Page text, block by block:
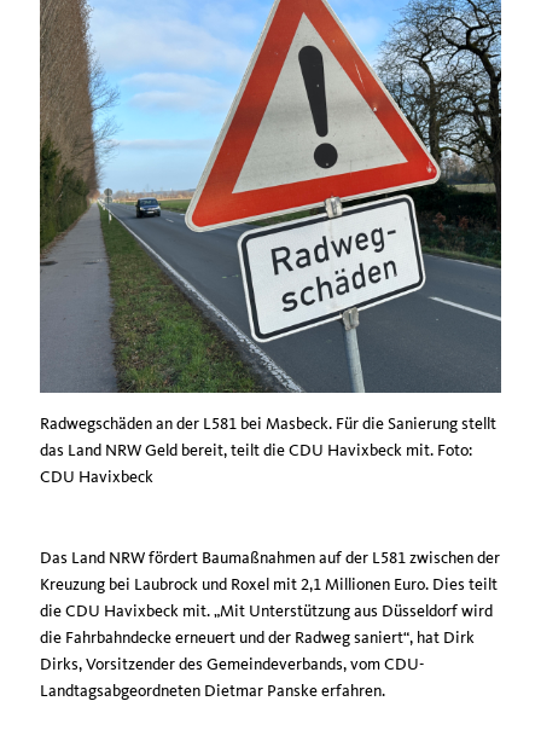
Radwegschäden an der L581 bei Masbeck. Für die Sanierung stellt
das Land NRW Geld bereit, teilt die CDU Havixbeck mit. Foto:
CDU Havixbeck
Das Land NRW fördert Baumaßnahmen auf der L581 zwischen der
Kreuzung bei Laubrock und Roxel mit 2,1 Millionen Euro. Dies teilt
die CDU Havixbeck mit. „Mit Unterstützung aus Düsseldorf wird
die Fahrbahndecke erneuert und der Radweg saniert“, hat Dirk
Dirks, Vorsitzender des Gemeindeverbands, vom CDU-
Landtagsabgeordneten Dietmar Panske erfahren.